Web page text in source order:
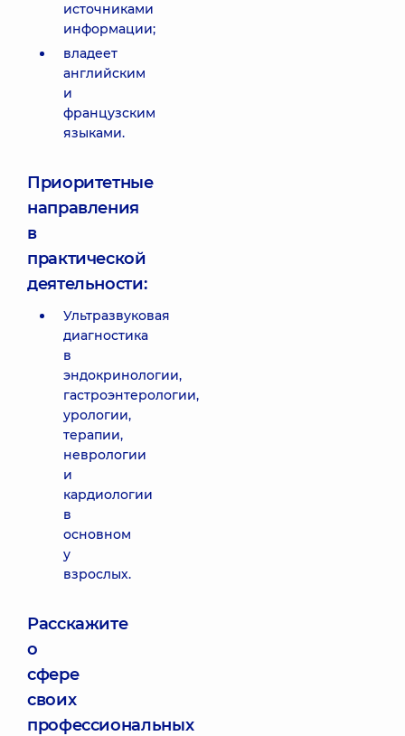
источниками
информации;
владеет
английским
и
французским
языками.
Приоритетные
направления
в
практической
деятельности:
Ультразвуковая
диагностика
в
эндокринологии,
гастроэнтерологии,
урологии,
терапии,
неврологии
и
кардиологии
в
основном
у
взрослых.
Расскажите
о
сфере
своих
профессиональных